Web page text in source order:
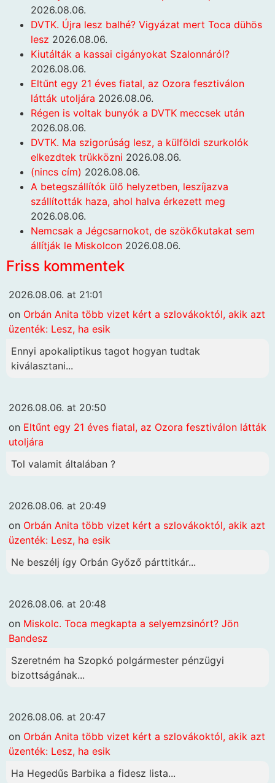
2026.08.06.
DVTK. Újra lesz balhé? Vigyázat mert Toca dühös
lesz 2026.08.06.
Kiutálták a kassai cigányokat Szalonnáról?
2026.08.06.
Eltűnt egy 21 éves fiatal, az Ozora fesztiválon
látták utoljára 2026.08.06.
Régen is voltak bunyók a DVTK meccsek után
2026.08.06.
DVTK. Ma szigorúság lesz, a külföldi szurkolók
elkezdtek trükközni 2026.08.06.
(nincs cím) 2026.08.06.
A betegszállítók ülő helyzetben, leszíjazva
szállították haza, ahol halva érkezett meg
2026.08.06.
Nemcsak a Jégcsarnokot, de szökőkutakat sem
állítják le Miskolcon 2026.08.06.
Friss kommentek
2026.08.06. at 21:01
on Orbán Anita több vizet kért a szlovákoktól, akik azt
üzenték: Lesz, ha esik
Ennyi apokaliptikus tagot hogyan tudtak
kiválasztani...
2026.08.06. at 20:50
on Eltűnt egy 21 éves fiatal, az Ozora fesztiválon látták
utoljára
Tol valamit általában ?
2026.08.06. at 20:49
on Orbán Anita több vizet kért a szlovákoktól, akik azt
üzenték: Lesz, ha esik
Ne beszélj így Orbán Győző párttitkár...
2026.08.06. at 20:48
on Miskolc. Toca megkapta a selyemzsinórt? Jön
Bandesz
Szeretném ha Szopkó polgármester pénzügyi
bizottságának...
2026.08.06. at 20:47
on Orbán Anita több vizet kért a szlovákoktól, akik azt
üzenték: Lesz, ha esik
Ha Hegedűs Barbika a fidesz lista...